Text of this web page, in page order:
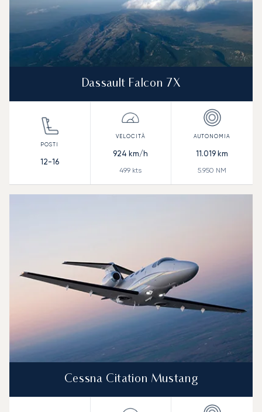
Dassault Falcon 7X
12-16
924 km/h
499 kts
11.019 km
5.950 NM
Cessna Citation Mustang